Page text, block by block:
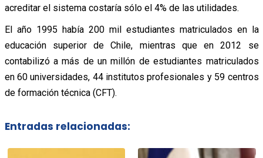
acreditar el sistema costaría sólo el 4% de las utilidades.
El año 1995 había 200 mil estudiantes matriculados en la
educación superior de Chile, mientras que en 2012 se
contabilizó a más de un millón de estudiantes matriculados
en 60 universidades, 44 institutos profesionales y 59 centros
de formación técnica (CFT).
Entradas relacionadas: